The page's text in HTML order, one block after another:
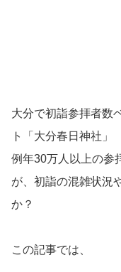
大分で初詣参拝者数
ト「大分春日神社」
例年30万人以上の参
が、初詣の混雑状況
か？
この記事では、